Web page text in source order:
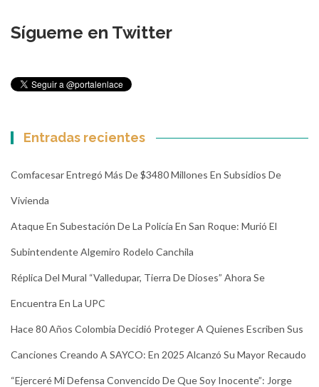
Sígueme en Twitter
Entradas recientes
Comfacesar Entregó Más De $3480 Millones En Subsidios De
Vivienda
Ataque En Subestación De La Policía En San Roque: Murió El
Subintendente Algemiro Rodelo Canchila
Réplica Del Mural “Valledupar, Tierra De Dioses” Ahora Se
Encuentra En La UPC
Hace 80 Años Colombia Decidió Proteger A Quienes Escriben Sus
Canciones Creando A SAYCO: En 2025 Alcanzó Su Mayor Recaudo
“Ejerceré Mi Defensa Convencido De Que Soy Inocente”: Jorge